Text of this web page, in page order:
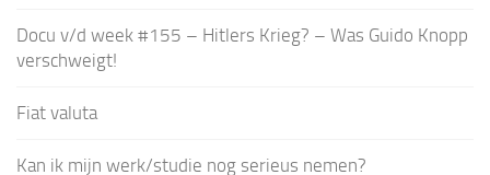
Docu v/d week #155 – Hitlers Krieg? – Was Guido Knopp
verschweigt!
Fiat valuta
Kan ik mijn werk/studie nog serieus nemen?